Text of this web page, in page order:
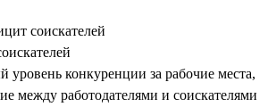
соискателей
конкуренции за рабочие места,
между работодателями и соискателями